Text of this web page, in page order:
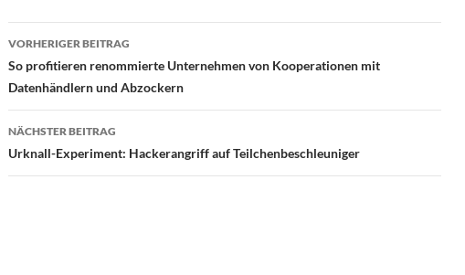
Beitragsnavigation
VORHERIGER BEITRAG
So profitieren renommierte Unternehmen von Kooperationen mit
Datenhändlern und Abzockern
NÄCHSTER BEITRAG
Urknall-Experiment: Hackerangriff auf Teilchenbeschleuniger